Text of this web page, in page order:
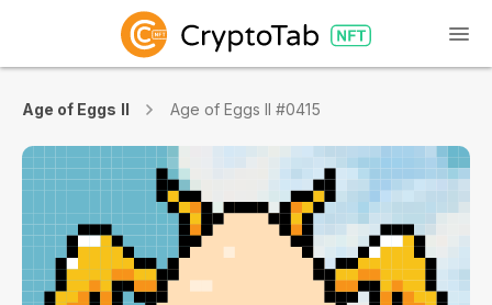
Age of Eggs II Age of Eggs II #0415